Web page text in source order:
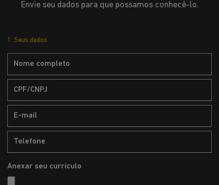
Envie seu dados para que possamos conhecê-lo.
1. Seus dados
Anexar seu currículo